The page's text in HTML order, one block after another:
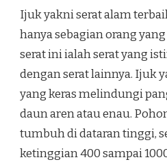
Ijuk yakni serat alam
hanya sebagian orang
serat ini ialah serat yang
dengan serat lainnya. Ijuk
yang keras melindungi
daun aren atau enau.
tumbuh di dataran tinggi,
ketinggian 400 sampai